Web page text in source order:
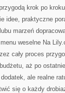
krok po
idee, praktyczne
marzeń
weselne Na
cały proces
aż po
ale realne
się o każdy